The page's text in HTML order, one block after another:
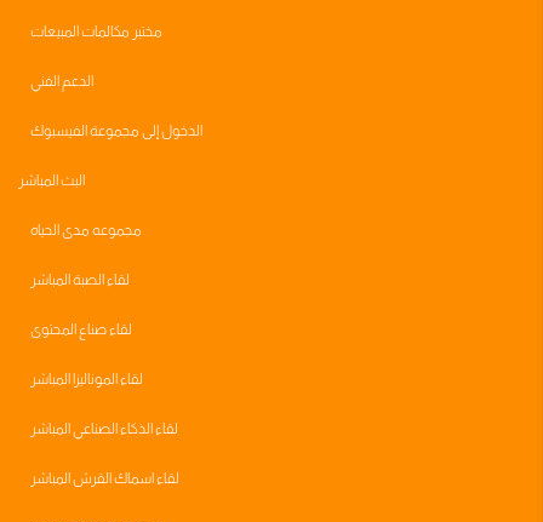
مختبر مكالمات المبيعات
الدعم الفني
الدخول إلى مجموعة الفيسبوك
البث المباشر
مجموعه مدى الحياه
لقاء الصبة المباشر
لقاء صناع المحتوى
لقاء الموناليزا المباشر
لقاء الذكاء الصناعي المباشر
لقاء اسماك القرش المباشر